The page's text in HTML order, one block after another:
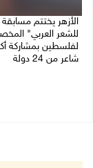
الأزهر يختتم مسابقة
للشعر العربي"
شاعر من 24 دولة